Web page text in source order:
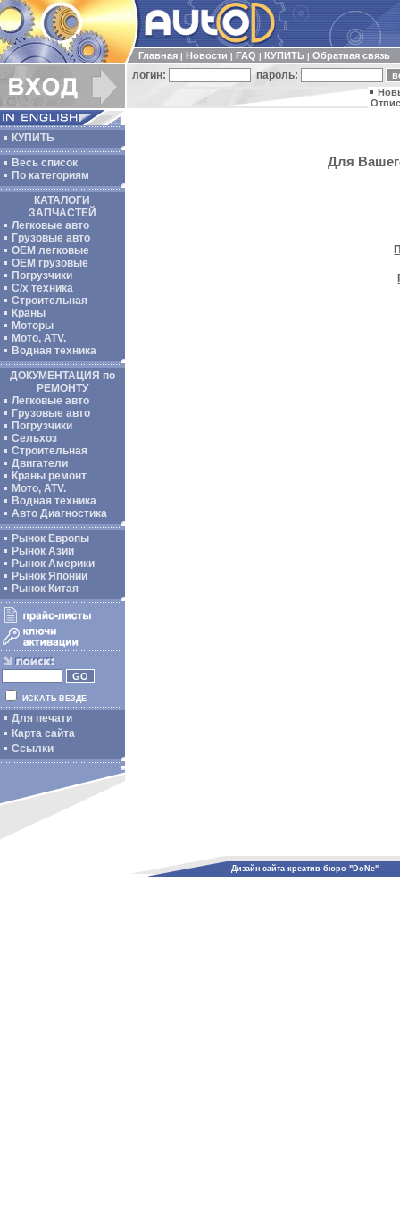
Главная Новости FAQ КУПИТЬ Обратная связь
логин: пароль:
КУПИТЬ
Весь список
По категориям
КАТАЛОГИ
ЗАПЧАСТЕЙ
Легковые авто
Грузовые авто
ОЕМ легковые
OEM грузовые
Погрузчики
С/х техника
Строительная
Краны
Моторы
Мото, ATV.
Водная техника
ДОКУМЕНТАЦИЯ по
РЕМОНТУ
Легковые авто
Грузовые авто
Погрузчики
Сельхоз
Строительная
Двигатели
Краны ремонт
Мото, ATV.
Водная техника
Авто Диагностика
Рынок Европы
Рынок Азии
Рынок Америки
Рынок Японии
Рынок Китая
ИСКАТЬ ВЕЗДЕ
Для печати
Карта сайта
Ссылки
Для
Дизайн сайта креатив-бюро "DoNe"